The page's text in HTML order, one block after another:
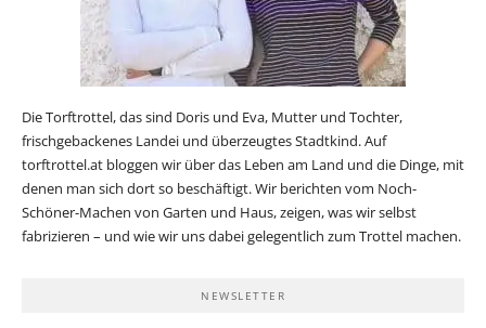
Die Torftrottel, das sind Doris und Eva, Mutter und Tochter,
frischgebackenes Landei und überzeugtes Stadtkind. Auf
torftrottel.at bloggen wir über das Leben am Land und die Dinge, mit
denen man sich dort so beschäftigt. Wir berichten vom Noch-
Schöner-Machen von Garten und Haus, zeigen, was wir selbst
fabrizieren – und wie wir uns dabei gelegentlich zum Trottel machen.
NEWSLETTER